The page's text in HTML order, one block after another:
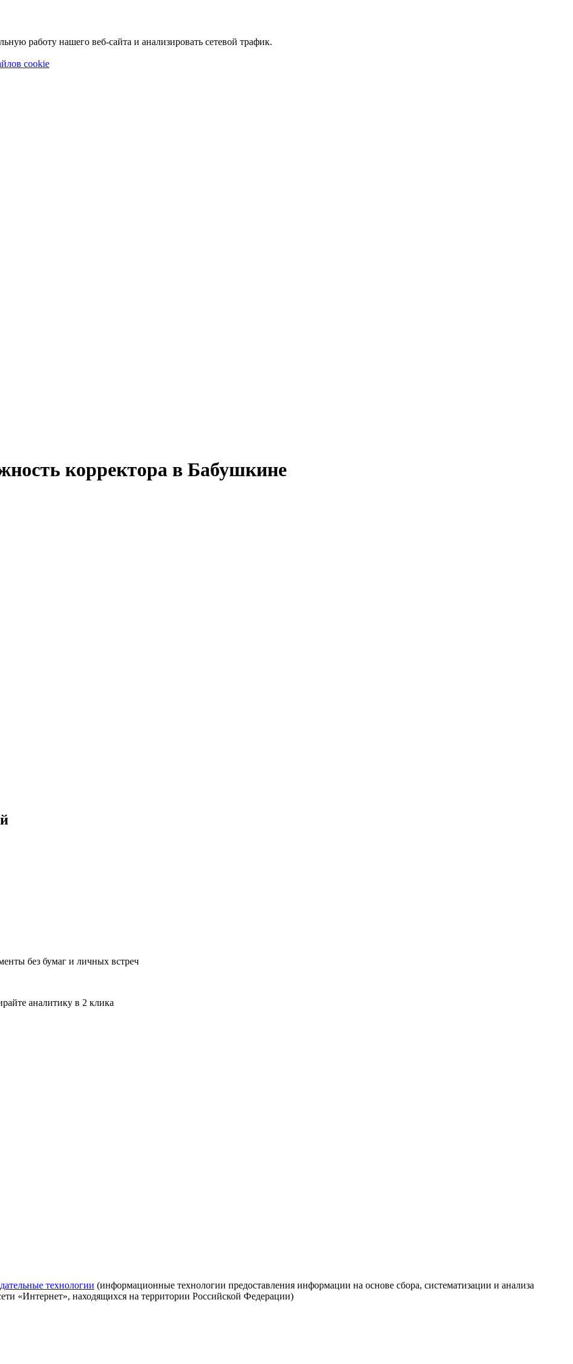
работу нашего веб-сайта и анализировать сетевой трафик.
cookie
корректора в Бабушкине
без бумаг и личных встреч
аналитику в 2 клика
технологии (информационные технологии предоставления информации на основе сбора, систематизации и анализа
«Интернет», находящихся на территории Российской Федерации)